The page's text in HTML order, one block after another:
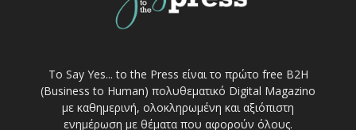
Το Say Yes... to the Press είναι το πρώτο free Β2Η
(Business to Human) πολυθεματικό Digital Magazino
με καθημερινή, ολοκληρωμένη και αξιόπιστη
ενημέρωση με θέματα που αφορούν όλους.